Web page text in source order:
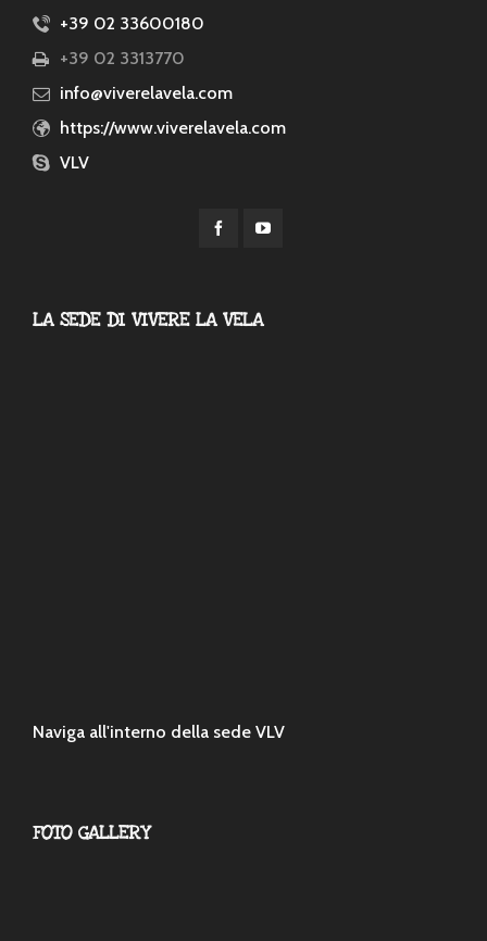
+39 02 33600180
+39 02 3313770
info@viverelavela.com
https://www.viverelavela.com
VLV
LA SEDE DI VIVERE LA VELA
Naviga all'interno della sede VLV
FOTO GALLERY